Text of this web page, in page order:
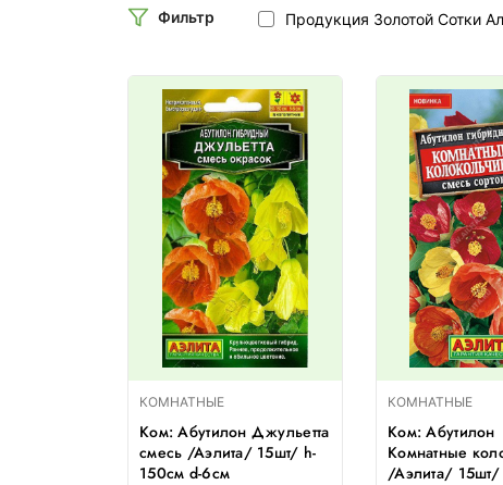
Фильтр Продукция Золотой Сотки
КОМНАТНЫЕ
Ком: Абутилон Джульетта
смесь /Аэлита/ 15шт/ h-
150см d-6см
КОМНАТНЫЕ
Ком: Абутилон
Комнатные
/Аэлита/ 15шт/